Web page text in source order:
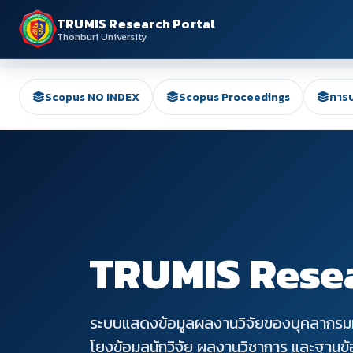
TRUMIS Research Portal
Thonburi University
Scopus NO INDEX Scopus Proceedings การ
TRUMIS
ระบบแสดงข้อมูลผลงานวิจัยของบุคลากร
โยงข้อมูลนักวิจัย ผลงานวิชาการ และฐาน